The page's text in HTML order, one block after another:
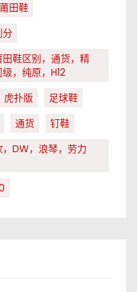
莆田鞋
分
鞋区别，通货，精
，纯原，H12
虎扑版
足球鞋
通货
钉鞋
DW，浪琴，劳力